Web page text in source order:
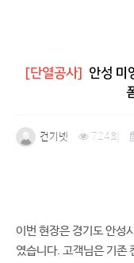
[단열공사]
안성 미
건기넷 724회
이번 현장은 경기도 안성
였습니다. 고객님은 기존